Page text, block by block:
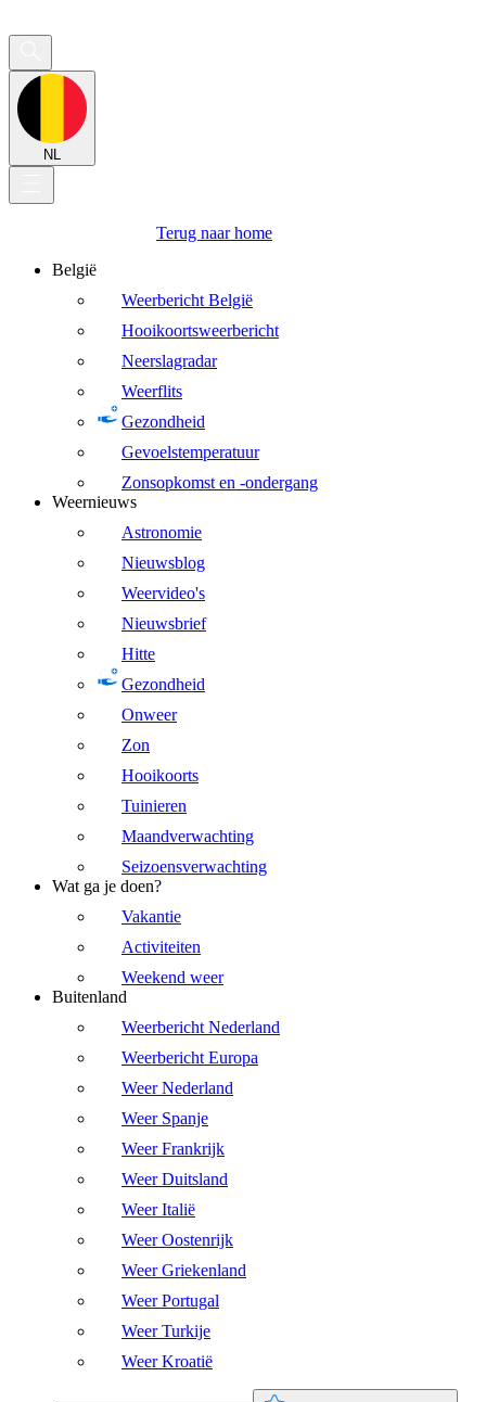
NL
Terug naar home
België
Weerbericht België
Hooikoortsweerbericht
Neerslagradar
Weerflits
Gezondheid
Gevoelstemperatuur
Zonsopkomst en -ondergang
Weernieuws
Astronomie
Nieuwsblog
Weervideo's
Nieuwsbrief
Hitte
Gezondheid
Onweer
Zon
Hooikoorts
Tuinieren
Maandverwachting
Seizoensverwachting
Wat ga je doen?
Vakantie
Activiteiten
Weekend weer
Buitenland
Weerbericht Nederland
Weerbericht Europa
Weer Nederland
Weer Spanje
Weer Frankrijk
Weer Duitsland
Weer Italië
Weer Oostenrijk
Weer Griekenland
Weer Portugal
Weer Turkije
Weer Kroatië